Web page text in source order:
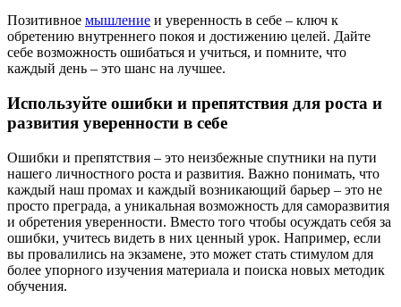
Позитивное мышление и уверенность в себе – ключ к
обретению внутреннего покоя и достижению целей. Дайте
себе возможность ошибаться и учиться, и помните, что
каждый день – это шанс на лучшее.
Используйте ошибки и препятствия для роста и
развития уверенности в себе
Ошибки и препятствия – это неизбежные спутники на пути
нашего личностного роста и развития. Важно понимать, что
каждый наш промах и каждый возникающий барьер – это не
просто преграда, а уникальная возможность для саморазвития
и обретения уверенности. Вместо того чтобы осуждать себя за
ошибки, учитесь видеть в них ценный урок. Например, если
вы провалились на экзамене, это может стать стимулом для
более упорного изучения материала и поиска новых методик
обучения.